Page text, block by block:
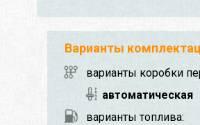
Варианты
варианты коробки
автоматическая
варианты топлива: